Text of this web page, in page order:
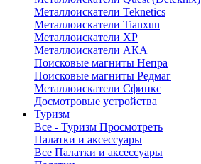
Металлоискатели Teknetics
Металлоискатели Tianxun
Металлоискатели XP
Металлоискатели АКА
Поисковые магниты Непра
Поисковые магниты Редмаг
Металлоискатели Сфинкс
Досмотровые устройства
Туризм
Все - Туризм Просмотреть
Палатки и аксессуары
Все Палатки и аксессуары